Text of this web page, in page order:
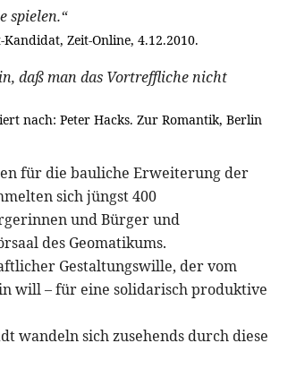
spielen.“
Zeit-Online, 4.12.2010.
daß man das Vortreffliche nicht
nach: Peter Hacks. Zur Romantik, Berlin
für die bauliche Erweiterung der
sich jüngst 400
und Bürger und
des Geomatikums.
Gestaltungswille, der vom
will – für eine solidarisch produktive
wandeln sich zusehends durch diese